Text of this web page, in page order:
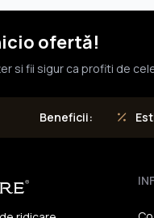
ofertă!
si fii sigur ca profiti de
Beneficii: